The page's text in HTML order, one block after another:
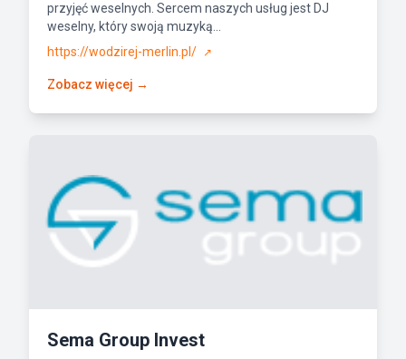
przyjęć weselnych. Sercem naszych usług jest DJ
weselny, który swoją muzyką...
https://wodzirej-merlin.pl/
↗
Zobacz więcej →
Sema Group Invest